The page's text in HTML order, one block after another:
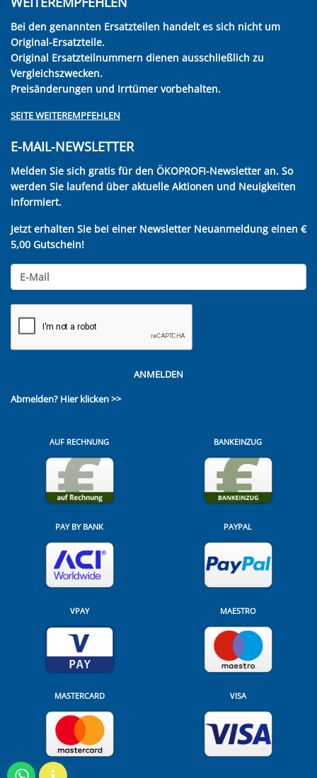
Bei den genannten Ersatzteilen handelt es sich nicht um
Original-Ersatzteile.
Original Ersatzteilnummern dienen ausschließlich zu
Vergleichszwecken.
Preisänderungen und Irrtümer vorbehalten.
SEITE WEITEREMPFEHLEN
E-MAIL-NEWSLETTER
Melden Sie sich gratis für den ÖKOPROFI-Newsletter an. So
werden Sie laufend über aktuelle Aktionen und Neuigkeiten
informiert.
Jetzt erhalten Sie bei einer Newsletter Neuanmeldung einen €
5,00 Gutschein!
ANMELDEN
Abmelden? Hier klicken >>
AUF RECHNUNG BANKEINZUG
PAY BY BANK PAYPAL
VPAY MAESTRO
MASTERCARD VISA